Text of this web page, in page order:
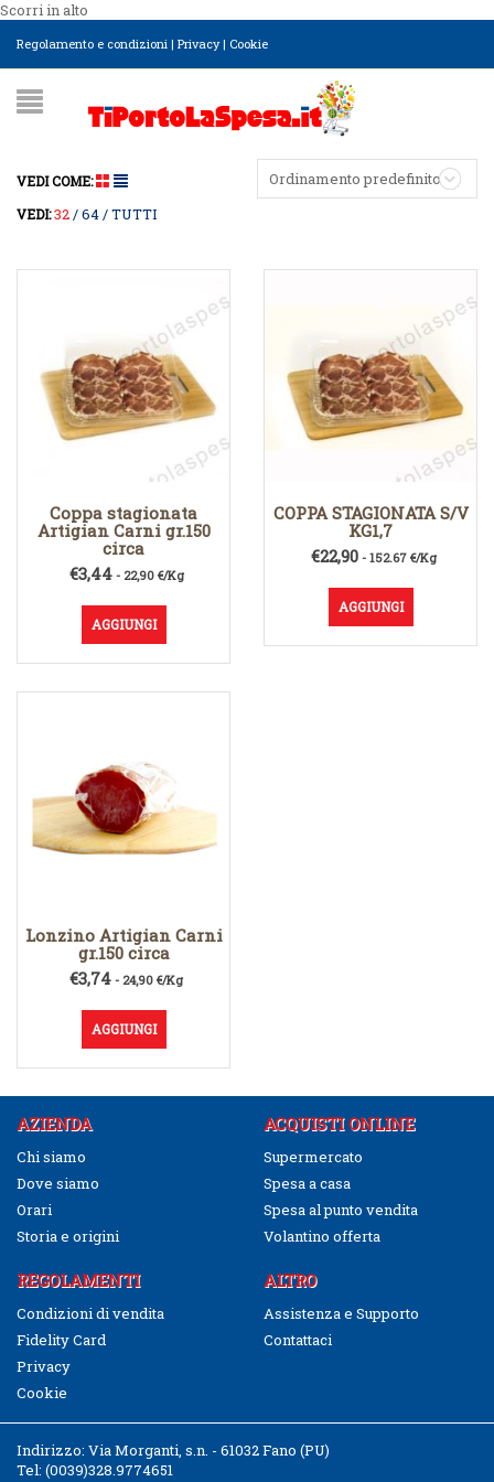
Scorri in alto
Regolamento e condizioni | Privacy| Cookie
Ordinamento predefinito
VEDI COME:
VEDI:32 64 TUTTI
Coppa stagionata
Artigian Carni gr.150
circa
€3,44- 22,90 €/Kg
AGGIUNGI
COPPA STAGIONATA S/V
KG1,7
€22,90- 152.67 €/Kg
AGGIUNGI
Lonzino Artigian Carni
gr.150 circa
€3,74 - 24,90 €/Kg
AGGIUNGI
AZIENDA
Chi siamo
Dove siamo
Orari
Storia e origini
ACQUISTI ONLINE
Supermercato
Spesa a casa
Spesa al punto vendita
Volantino offerta
REGOLAMENTI
Condizioni di vendita
Fidelity Card
Privacy
Cookie
ALTRO
Assistenza e Supporto
Contattaci
Indirizzo: Via Morganti, s.n. - 61032 Fano (PU)
Tel: (0039)328.9774651